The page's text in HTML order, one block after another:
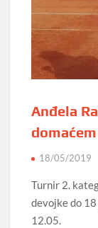
Anđela
18/05/2019
Turnir 2.
devojke do
12.05.